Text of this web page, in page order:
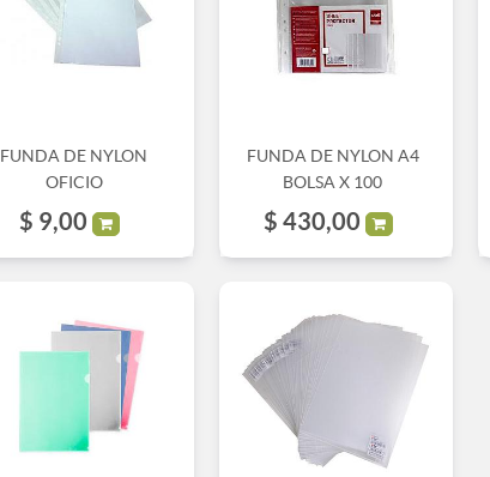
FUNDA DE NYLON
OFICIO
$ 9,00
FUNDA DE NYLON A4
BOLSA X 100
$ 430,00